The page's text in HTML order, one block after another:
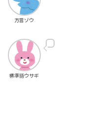
方言ゾウ
標準語ウサギ